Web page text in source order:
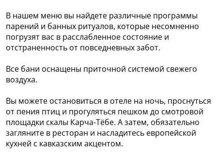
В нашем меню вы найдете различные программы
парений и банных ритуалов, которые несомненно
погрузят вас в расслабленное состояние и
отстраненность от повседневных забот.
Все бани оснащены приточной системой свежего
воздуха.
Вы можете остановиться в отеле на ночь, проснуться
от пения птиц и прогуляться пешком до смотровой
площадки скалы Карча-Тёбе. А затем, обязательно
загляните в ресторан и насладитесь европейской
кухней с кавказским акцентом.